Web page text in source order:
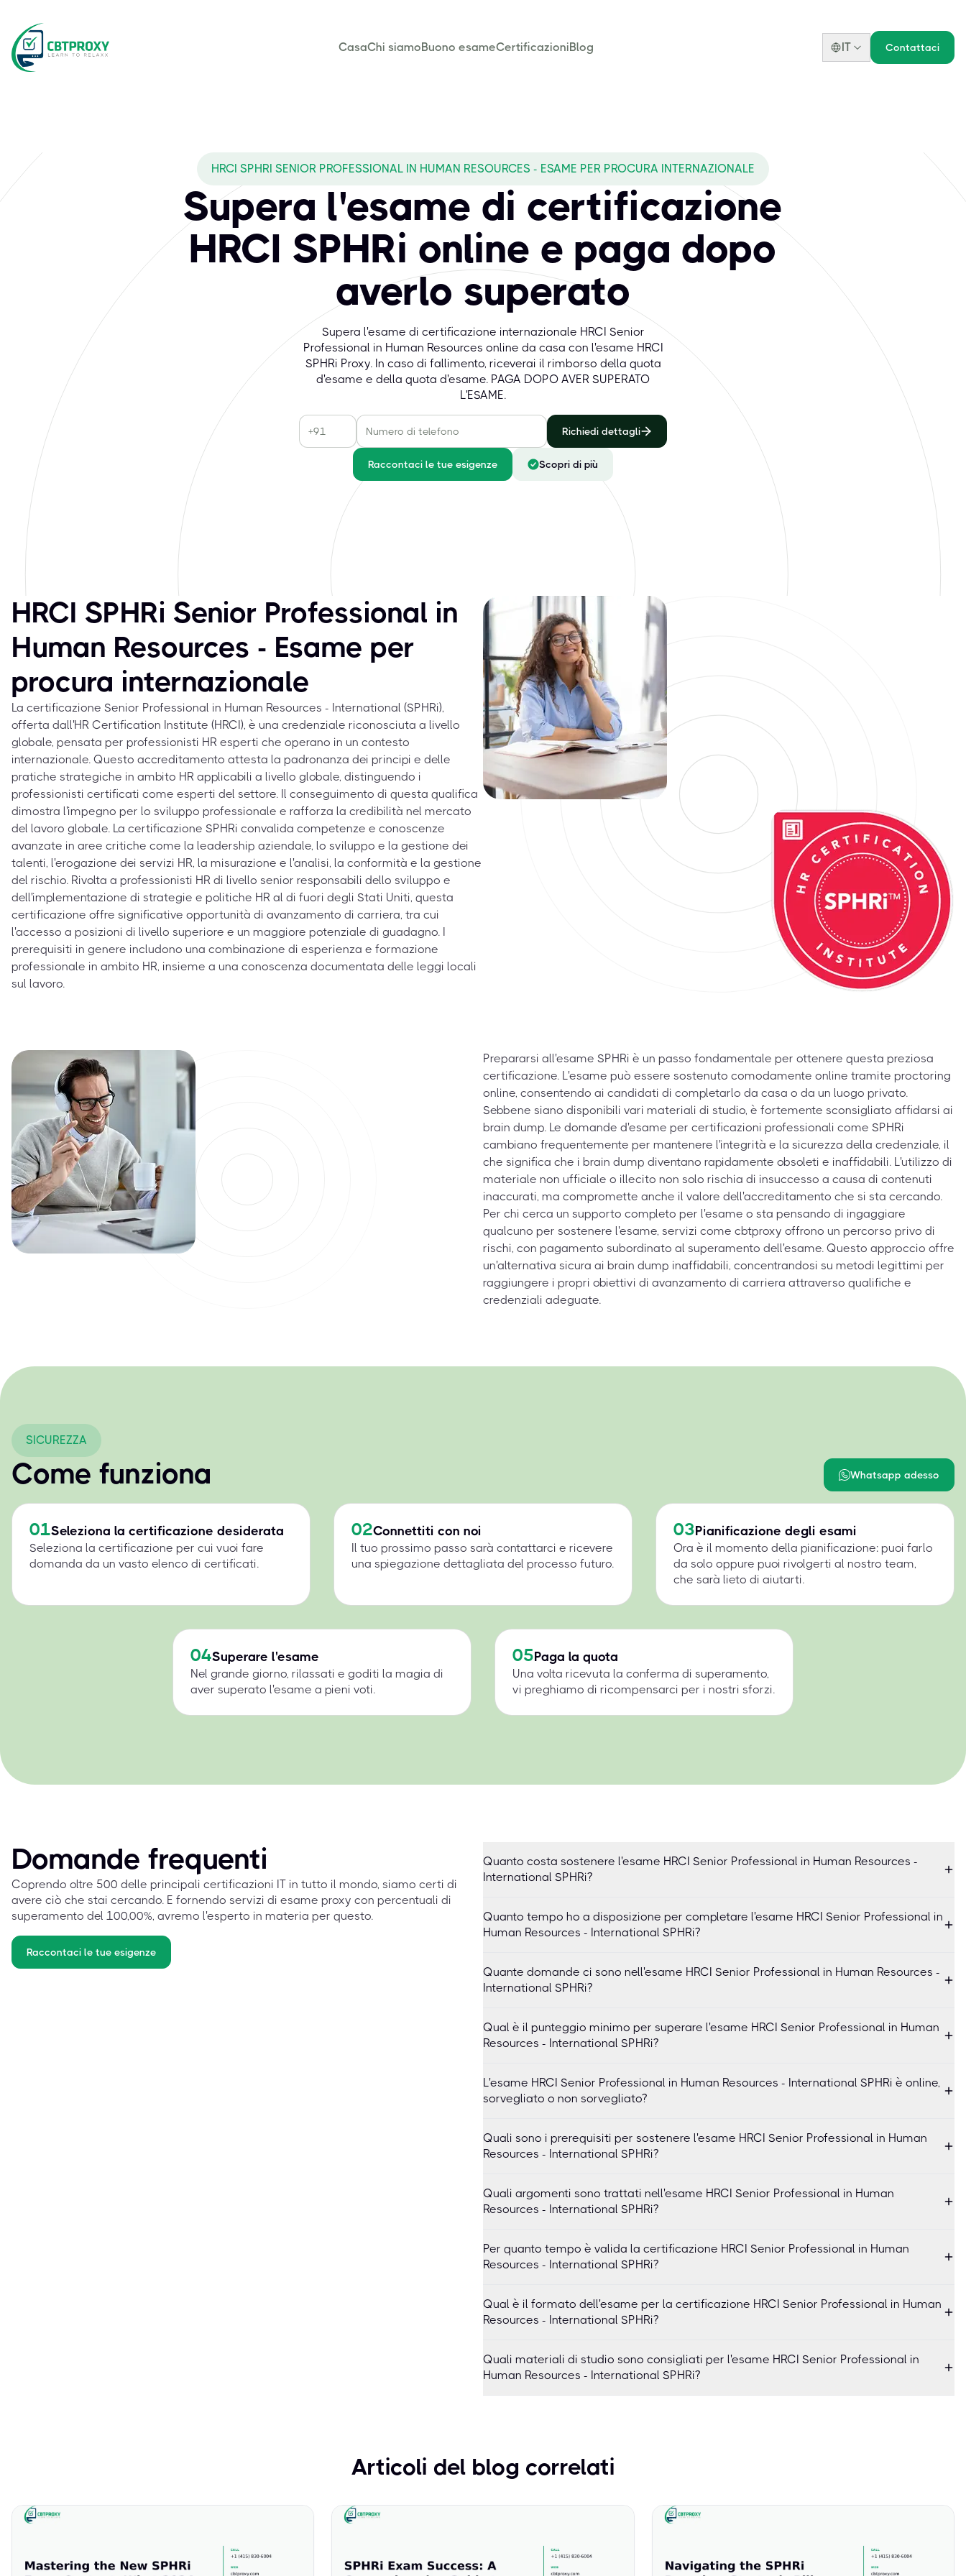
CasaChi siamoBuono esameCertificazioniBlog IT Contattaci
HRCI SPHRI SENIOR PROFESSIONAL IN HUMAN RESOURCES - ESAME PER PROCURA INTERNAZIONALE
Supera l'esame di certificazione
HRCI SPHRi online e paga dopo
averlo superato
Supera l'esame di certificazione internazionale HRCI Senior
Professional in Human Resources online da casa con l'esame HRCI
SPHRi Proxy. In caso di fallimento, riceverai il rimborso della quota
d'esame e della quota d'esame. PAGA DOPO AVER SUPERATO
L'ESAME.
Richiedi dettagli
Raccontaci le tue esigenze Scopri di più
HRCI SPHRi Senior Professional in
Human Resources - Esame per
procura internazionale
La certificazione Senior Professional in Human Resources - International (SPHRi),
offerta dall'HR Certification Institute (HRCI), è una credenziale riconosciuta a livello
globale, pensata per professionisti HR esperti che operano in un contesto
internazionale. Questo accreditamento attesta la padronanza dei principi e delle
pratiche strategiche in ambito HR applicabili a livello globale, distinguendo i
professionisti certificati come esperti del settore. Il conseguimento di questa qualifica
dimostra l'impegno per lo sviluppo professionale e rafforza la credibilità nel mercato
del lavoro globale. La certificazione SPHRi convalida competenze e conoscenze
avanzate in aree critiche come la leadership aziendale, lo sviluppo e la gestione dei
talenti, l'erogazione dei servizi HR, la misurazione e l'analisi, la conformità e la gestione
del rischio. Rivolta a professionisti HR di livello senior responsabili dello sviluppo e
dell'implementazione di strategie e politiche HR al di fuori degli Stati Uniti, questa
certificazione offre significative opportunità di avanzamento di carriera, tra cui
l'accesso a posizioni di livello superiore e un maggiore potenziale di guadagno. I
prerequisiti in genere includono una combinazione di esperienza e formazione
professionale in ambito HR, insieme a una conoscenza documentata delle leggi locali
sul lavoro.
Prepararsi all'esame SPHRi è un passo fondamentale per ottenere questa preziosa
certificazione. L'esame può essere sostenuto comodamente online tramite proctoring
online, consentendo ai candidati di completarlo da casa o da un luogo privato.
Sebbene siano disponibili vari materiali di studio, è fortemente sconsigliato affidarsi ai
brain dump. Le domande d'esame per certificazioni professionali come SPHRi
cambiano frequentemente per mantenere l'integrità e la sicurezza della credenziale, il
che significa che i brain dump diventano rapidamente obsoleti e inaffidabili. L'utilizzo di
materiale non ufficiale o illecito non solo rischia di insuccesso a causa di contenuti
inaccurati, ma compromette anche il valore dell'accreditamento che si sta cercando.
Per chi cerca un supporto completo per l'esame o sta pensando di ingaggiare
qualcuno per sostenere l'esame, servizi come cbtproxy offrono un percorso privo di
rischi, con pagamento subordinato al superamento dell'esame. Questo approccio offre
un'alternativa sicura ai brain dump inaffidabili, concentrandosi su metodi legittimi per
raggiungere i propri obiettivi di avanzamento di carriera attraverso qualifiche e
credenziali adeguate.
SICUREZZA
Come funziona Whatsapp adesso
01Seleziona la certificazione desiderata
Seleziona la certificazione per cui vuoi fare
domanda da un vasto elenco di certificati.
02Connettiti con noi
Il tuo prossimo passo sarà contattarci e ricevere
una spiegazione dettagliata del processo futuro.
03Pianificazione degli esami
Ora è il momento della pianificazione: puoi farlo
da solo oppure puoi rivolgerti al nostro team,
che sarà lieto di aiutarti.
04Superare l'esame
Nel grande giorno, rilassati e goditi la magia di
aver superato l'esame a pieni voti.
05Paga la quota
Una volta ricevuta la conferma di superamento,
vi preghiamo di ricompensarci per i nostri sforzi.
Domande frequenti
Coprendo oltre 500 delle principali certificazioni IT in tutto il mondo, siamo certi di
avere ciò che stai cercando. E fornendo servizi di esame proxy con percentuali di
superamento del 100,00%, avremo l'esperto in materia per questo.
Raccontaci le tue esigenze
Quanto costa sostenere l'esame HRCI Senior Professional in Human Resources -
International SPHRi?
Quanto tempo ho a disposizione per completare l'esame HRCI Senior Professional in
Human Resources - International SPHRi?
Quante domande ci sono nell'esame HRCI Senior Professional in Human Resources -
International SPHRi?
Qual è il punteggio minimo per superare l'esame HRCI Senior Professional in Human
Resources - International SPHRi?
L'esame HRCI Senior Professional in Human Resources - International SPHRi è online,
sorvegliato o non sorvegliato?
Quali sono i prerequisiti per sostenere l'esame HRCI Senior Professional in Human
Resources - International SPHRi?
Quali argomenti sono trattati nell'esame HRCI Senior Professional in Human
Resources - International SPHRi?
Per quanto tempo è valida la certificazione HRCI Senior Professional in Human
Resources - International SPHRi?
Qual è il formato dell'esame per la certificazione HRCI Senior Professional in Human
Resources - International SPHRi?
Quali materiali di studio sono consigliati per l'esame HRCI Senior Professional in
Human Resources - International SPHRi?
Articoli del blog correlati